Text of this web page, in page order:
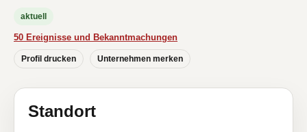
aktuell
50 Ereignisse und Bekanntmachungen
Profil drucken Unternehmen merken
Standort